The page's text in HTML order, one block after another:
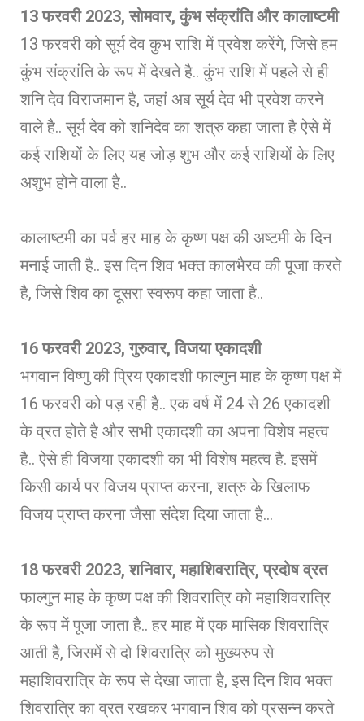
13 फरवरी 2023, सोमवार, कुंभ संक्रांति और कालाष्टमी
13 फरवरी को सूर्य देव कुभ राशि में प्रवेश करेंगे, जिसे हम
कुंभ संक्रांति के रूप में देखते है.. कुंभ राशि में पहले से ही
शनि देव विराजमान है, जहां अब सूर्य देव भी प्रवेश करने
वाले है.. सूर्य देव को शनिदेव का शत्रु कहा जाता है ऐसे में
कई राशियों के लिए यह जोड़ शुभ और कई राशियों के लिए
अशुभ होने वाला है..
कालाष्टमी का पर्व हर माह के कृष्ण पक्ष की अष्टमी के दिन
मनाई जाती है.. इस दिन शिव भक्त कालभैरव की पूजा करते
है, जिसे शिव का दूसरा स्वरूप कहा जाता है..
16 फरवरी 2023, गुरुवार, विजया एकादशी
भगवान विष्णु की प्रिय एकादशी फाल्गुन माह के कृष्ण पक्ष में
16 फरवरी को पड़ रही है.. एक वर्ष में 24 से 26 एकादशी
के व्रत होते है और सभी एकादशी का अपना विशेष महत्व
है.. ऐसे ही विजया एकादशी का भी विशेष महत्व है. इसमें
किसी कार्य पर विजय प्राप्त करना, शत्रु के खिलाफ
विजय प्राप्त करना जैसा संदेश दिया जाता है…
18 फरवरी 2023, शनिवार, महाशिवरात्रि, प्रदोष व्रत
फाल्गुन माह के कृष्ण पक्ष की शिवरात्रि को महाशिवरात्रि
के रूप में पूजा जाता है.. हर माह में एक मासिक शिवरात्रि
आती है, जिसमें से दो शिवरात्रि को मुख्यरुप से
महाशिवरात्रि के रूप से देखा जाता है, इस दिन शिव भक्त
शिवरात्रि का व्रत रखकर भगवान शिव को प्रसन्न करते